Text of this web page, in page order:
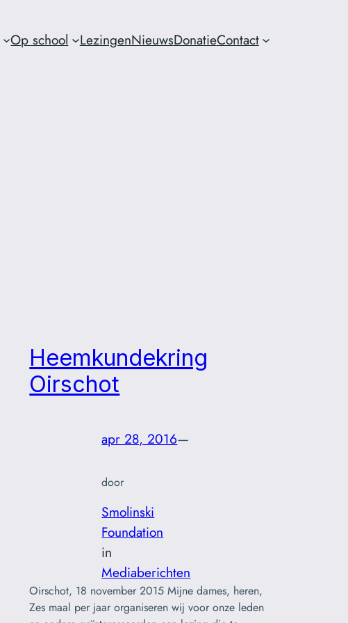
Op school LezingenNieuwsDonatieContact
Heemkundekring
Oirschot
apr 28, 2016—
door
Smolinski
Foundation
in
Mediaberichten
Oirschot, 18 november 2015 Mijne dames, heren,
Zes maal per jaar organiseren wij voor onze leden